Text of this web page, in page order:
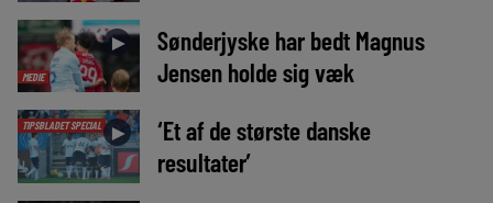
MEDIE
►
Sønderjyske har bedt Magnus
Jensen holde sig væk
TIPSBLADET SPECIAL ►
‘Et af de største danske
resultater’